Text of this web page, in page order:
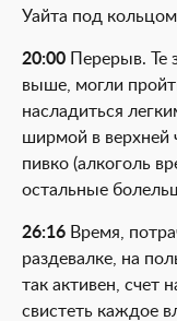
Уайта под
20:00
Перерыв. Те
выше, могли
насладиться
ширмой в верхней
пивко (алкоголь
остальные
26:16 Время,
раздевалке, на
так активен, счет
свистеть каждое